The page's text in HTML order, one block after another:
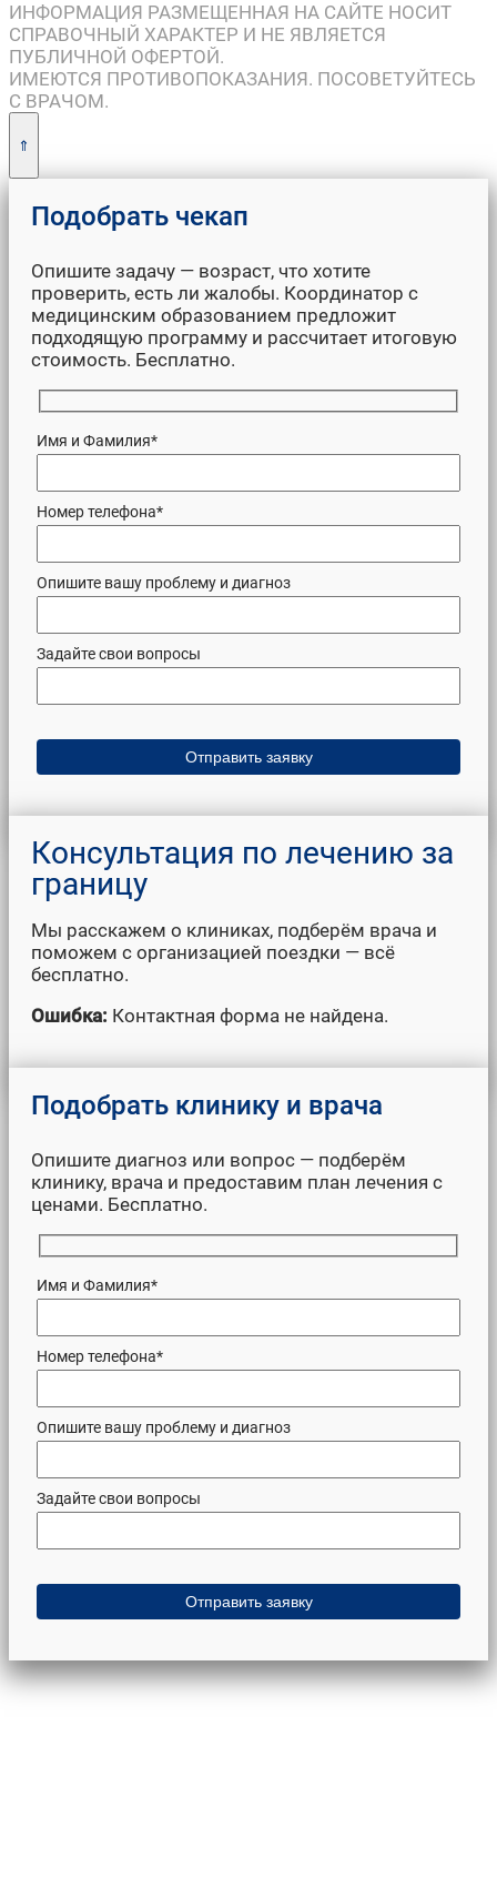
ИНФОРМАЦИЯ РАЗМЕЩЕННАЯ НА САЙТЕ НОСИТ
СПРАВОЧНЫЙ ХАРАКТЕР И НЕ ЯВЛЯЕТСЯ
ПУБЛИЧНОЙ ОФЕРТОЙ.
ИМЕЮТСЯ ПРОТИВОПОКАЗАНИЯ. ПОСОВЕТУЙТЕСЬ
С ВРАЧОМ.
Опишите задачу — возраст, что хотите
проверить, есть ли жалобы. Координатор с
медицинским образованием предложит
подходящую программу и рассчитает итоговую
стоимость. Бесплатно.
Имя и Фамилия*
Номер телефона*
Опишите вашу проблему и диагноз
Задайте свои вопросы
Консультация по лечению за
границу
Мы расскажем о клиниках, подберём врача и
поможем с организацией поездки — всё
бесплатно.
Ошибка: Контактная форма не найдена.
Опишите диагноз или вопрос — подберём
клинику, врача и предоставим план лечения с
ценами. Бесплатно.
Имя и Фамилия*
Номер телефона*
Опишите вашу проблему и диагноз
Задайте свои вопросы